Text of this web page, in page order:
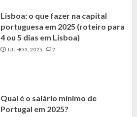
Lisboa: o que fazer na capital
portuguesa em 2025 (roteiro para
4 ou 5 dias em Lisboa)
JULHO 3, 2025 2
Qual é o salário mínimo de
Portugal em 2025?